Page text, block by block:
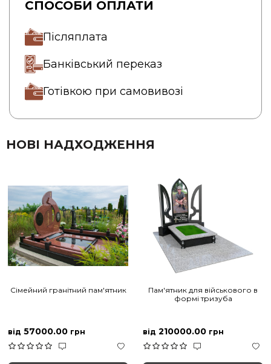
СПОСОБИ ОПЛАТИ
Післяплата
Банківський переказ
Готівкою при самовивозі
НОВІ НАДХОДЖЕННЯ
Сімейний гранітний пам'ятник
від 57000.00 грн
Пам'ятник для військового в
формі тризуба
від 210000.00 грн